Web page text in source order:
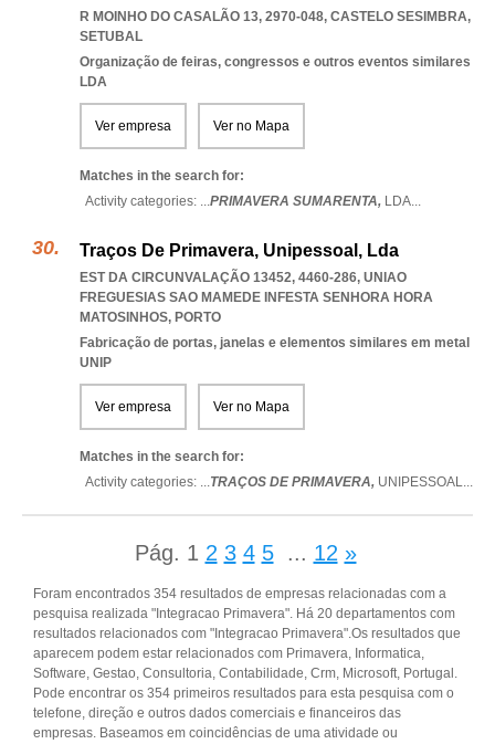
R MOINHO DO CASALÃO 13, 2970-048, CASTELO SESIMBRA,
SETUBAL
Organização de feiras, congressos e outros eventos similares
LDA
Ver empresa Ver no Mapa
Matches in the search for:
Activity categories: ...PRIMAVERA SUMARENTA, LDA...
Traços De Primavera, Unipessoal, Lda
EST DA CIRCUNVALAÇÃO 13452, 4460-286, UNIAO
FREGUESIAS SAO MAMEDE INFESTA SENHORA HORA
MATOSINHOS, PORTO
Fabricação de portas, janelas e elementos similares em metal
UNIP
Ver empresa Ver no Mapa
Matches in the search for:
Activity categories: ...TRAÇOS DE PRIMAVERA, UNIPESSOAL...
Pág. 1 2 3 4 5 ... 12 »
Foram encontrados 354 resultados de empresas relacionadas com a
pesquisa realizada "Integracao Primavera". Há 20 departamentos com
resultados relacionados com "Integracao Primavera".Os resultados que
aparecem podem estar relacionados com Primavera, Informatica,
Software, Gestao, Consultoria, Contabilidade, Crm, Microsoft, Portugal.
Pode encontrar os 354 primeiros resultados para esta pesquisa com o
telefone, direção e outros dados comerciais e financeiros das
empresas. Baseamos em coincidências de uma atividade ou